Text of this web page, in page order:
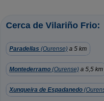
Cerca de Vilariño Frio:
Paradellas (Ourense) a 5 km
Montederramo (Ourense) a 5,5 km
Xunqueira de Espadanedo